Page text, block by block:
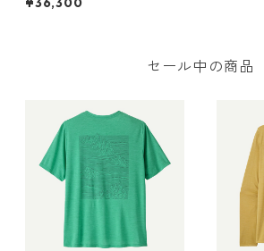
(カラー Seabird Grey) Patag
セール中の商品